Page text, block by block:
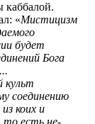
каббалой.
«Мистицизм
будет
Бога
культ
соединению
коих и
то есть не-